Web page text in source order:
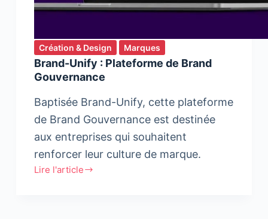
Création & Design Marques
Brand-Unify : Plateforme de Brand
Gouvernance
Baptisée Brand-Unify, cette plateforme
de Brand Gouvernance est destinée
aux entreprises qui souhaitent
renforcer leur culture de marque.
Lire l'article
Brand-